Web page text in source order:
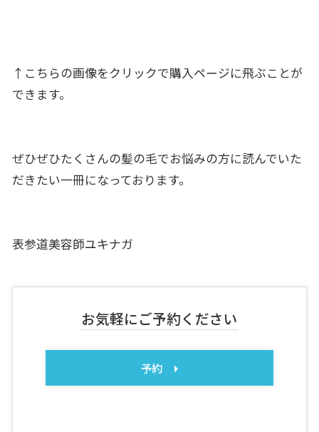
↑こちらの画像をクリックで購入ページに飛ぶことが
できます。
ぜひぜひたくさんの髪の毛でお悩みの方に読んでいた
だきたい一冊になっております。
表参道美容師ユキナガ
お気軽にご予約ください
予約